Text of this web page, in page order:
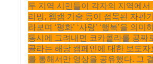
두 지역 시민들이 각자의 지역에
리밍, 웹캠 기술 등이 접목된 자판
라보며 ‘평화’ ‘사랑’ ‘행복’을 의
동시에 그려내면 코카콜라를 공짜
콜라는 해당 캠페인에 대한 보도
를 통해서만 영상을 공유했다. 그